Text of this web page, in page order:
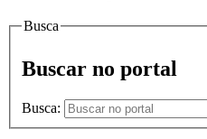
Busca
Buscar no portal
Busca: